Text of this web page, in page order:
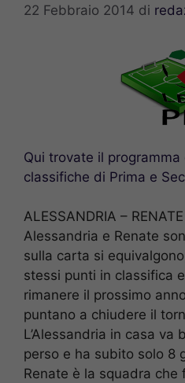
22 Febbraio 2014 di
Qui trovate il programma
classifiche di Prima e
ALESSANDRIA –
Alessandria e Renate
sulla carta si
stessi punti in classifica
rimanere il prossimo
puntano a chiudere il
L’Alessandria in casa va
perso e ha subito solo 8
Renate è la squadra